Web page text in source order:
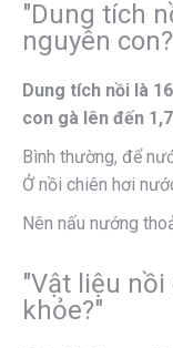
"Dung tích
nguyên
Dung tích nồi là
con gà lên đến
Bình thường, để
Ở nồi chiên hơi
Nên nấu nướng
"Vật liệu
khỏe?"